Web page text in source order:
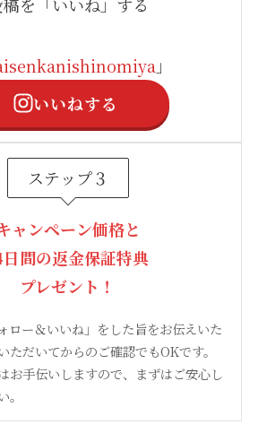
」
いいねする
ステップ３
ャンペーン価格と
日間の返金保証特典
プレゼント！
ロー＆いいね」をした旨をお伝えいた
ただいてからのご確認でもOKです。
お手伝いしますので、まずはご安心し